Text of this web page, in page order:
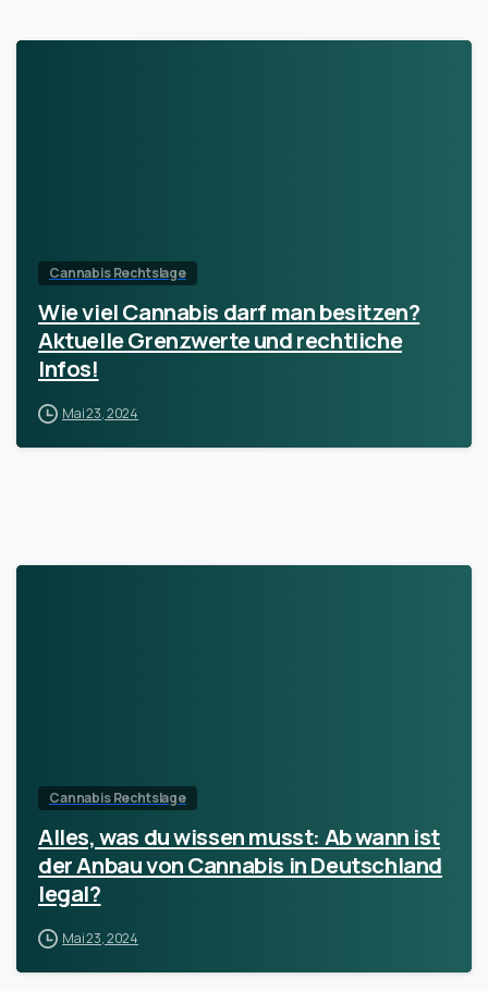
Cannabis Rechtslage
Wie viel Cannabis darf man besitzen?
Aktuelle Grenzwerte und rechtliche
Infos!
Mai 23, 2024
Cannabis Rechtslage
Alles, was du wissen musst: Ab wann ist
der Anbau von Cannabis in Deutschland
legal?
Mai 23, 2024